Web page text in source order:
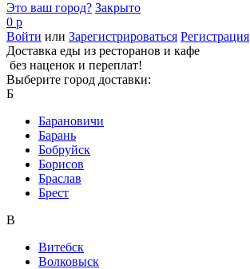
Это ваш город? Закрыто
0 р
Войти или Зарегистрироваться Регистрация
Доставка еды из ресторанов и кафе
без наценок и переплат!
Выберите город доставки:
Б
Барановичи
Барань
Бобруйск
Борисов
Браслав
Брест
В
Витебск
Волковыск